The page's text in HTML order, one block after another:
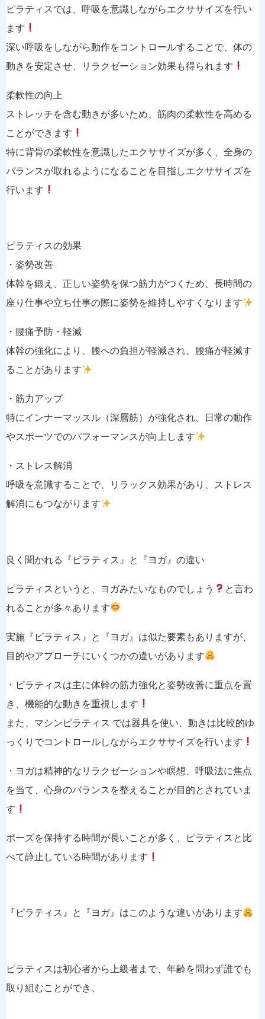
ピラティスでは、呼吸を意識しながらエクササイズを行い
ます
深い呼吸をしながら動作をコントロールすることで、体の
動きを安定させ、リラクゼーション効果も得られます
柔軟性の向上
ストレッチを含む動きが多いため、筋肉の柔軟性を高める
ことができます
特に背骨の柔軟性を意識したエクササイズが多く、全身の
バランスが取れるようになることを目指しエクササイズを
行います
ピラティスの効果
・姿勢改善
体幹を鍛え、正しい姿勢を保つ筋力がつくため、長時間の
座り仕事や立ち仕事の際に姿勢を維持しやすくなります
・腰痛予防・軽減
体幹の強化により、腰への負担が軽減され、腰痛が軽減す
ることがあります
・筋力アップ
特にインナーマッスル（深層筋）が強化され、日常の動作
やスポーツでのパフォーマンスが向上します
・ストレス解消
呼吸を意識することで、リラックス効果があり、ストレス
解消にもつながります
良く聞かれる『ピラティス』と『ヨガ』の違い
ピラティスというと、ヨガみたいなものでしょう
と言わ
れることが多々あります
実施『ピラティス』と『ヨガ』は似た要素もありますが、
目的やアプローチにいくつかの違いがあります
・ピラティスは主に体幹の筋力強化と姿勢改善に重点を置
き、機能的な動きを重視します
また、マシンピラティス では器具を使い、動きは比較的ゆ
っくりでコントロールしながらエクササイズを行います
・ヨガは精神的なリラクゼーションや瞑想、呼吸法に焦点
を当て、心身のバランスを整えることが目的とされていま
す
ポーズを保持する時間が長いことが多く、ピラティスと比
べて静止している時間があります
『ピラティス』と『ヨガ』はこのような違いがあります
ピラティスは初心者から上級者まで、年齢を問わず誰でも
取り組むことができ、